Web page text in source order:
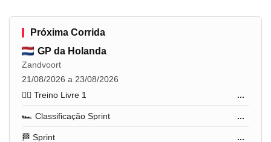
Próxima Corrida
GP da Holanda
Zandvoort
21/08/2026 a 23/08/2026
🏋️‍♂️ Treino Livre 1
...
🏎️ Classificação Sprint ...
🏁 Sprint ...